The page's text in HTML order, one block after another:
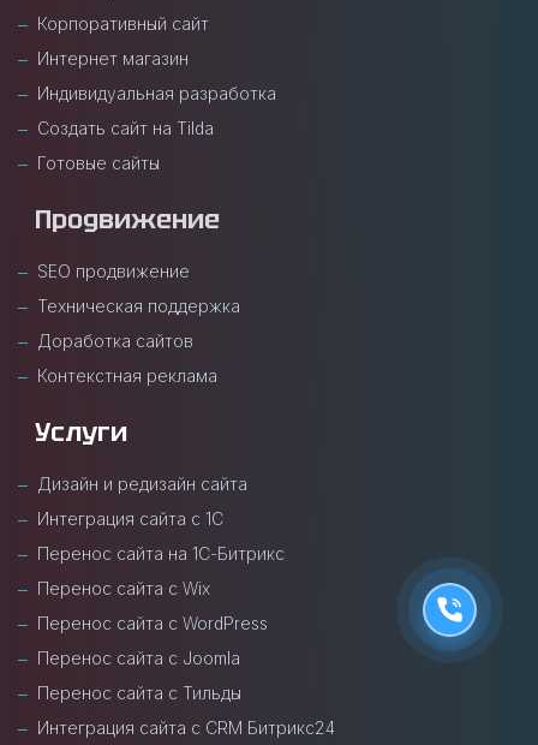
Корпоративный сайт
Интернет магазин
Индивидуальная разработка
Создать сайт на Tilda
Готовые сайты
Продвижение
SEO продвижение
Техническая поддержка
Доработка сайтов
Контекстная реклама
Услуги
Дизайн и редизайн сайта
Интеграция сайта с 1С
Перенос сайта на 1С-Битрикс
Перенос сайта с Wix
Перенос сайта с WordPress
Перенос сайта с Joomla
Перенос сайта с Тильды
Интеграция сайта с CRM Битрикс24